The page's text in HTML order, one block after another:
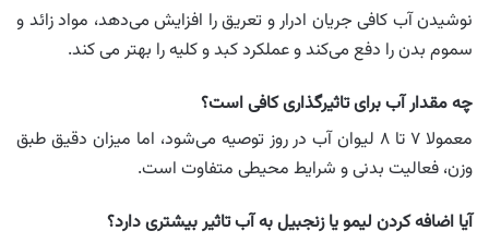
نوشیدن آب کافی جریان ادرار و تعریق را افزایش می‌دهد، مواد زائد و
سموم بدن را دفع می‌کند و عملکرد کبد و کلیه‌ را بهتر می کند.
چه مقدار آب برای تاثیرگذاری کافی است؟
معمولا ۷ تا ۸ لیوان آب در روز توصیه می‌شود، اما میزان دقیق طبق
وزن، فعالیت بدنی و شرایط محیطی متفاوت است.
آیا اضافه کردن لیمو یا زنجبیل به آب تاثیر بیشتری دارد؟